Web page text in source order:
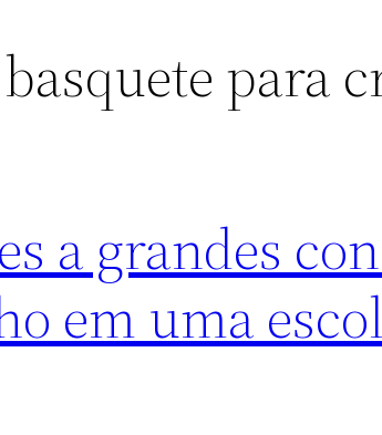
para
a grandes
em uma